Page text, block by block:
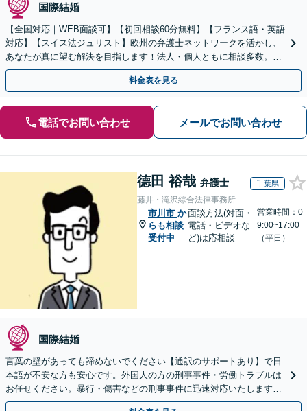
国際結婚
【全国対応｜WEB面談可】【初回相談60分無料】【フランス語・英語
対応】【スイス法ジュリスト】欧州の弁護士ネットワークを活かし、
あなたが真に望む解決を目指します！法人・個人ともに相談多数。細
やかな連絡と粘り強い交渉を徹底【休日・夜間相談可】
料金表を見る
電話でお問い合わせ メールでお問い合わせ
德田 裕哉 弁護士 千葉県
藤井・滝沢綜合法律事務所
市川市 か
らも相談
受付中
面談方法(対面・
電話・ビデオな
ど)は応相談
営業時間：0
9:00~17:00
（平日）
国際結婚
言葉の壁があっても諦めないでください【通訳のサポートあり】で日
本語が不安な方も安心です。外国人の方の刑事事件・労働トラブルは
お任せください。暴行・傷害などの刑事事件に迅速対応いたします。
【事前予約で休日・夜間面談可】